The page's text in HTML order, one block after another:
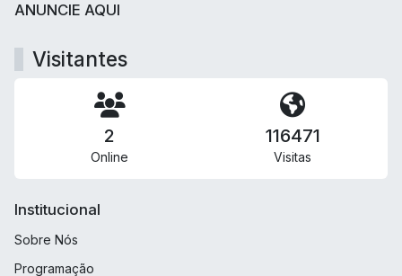
ANUNCIE AQUI
Visitantes
2
Online
116471
Visitas
Institucional
Sobre Nós
Programação